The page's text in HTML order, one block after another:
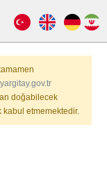
yargitay.gov.tr
doğabilecek
etmemektedir.